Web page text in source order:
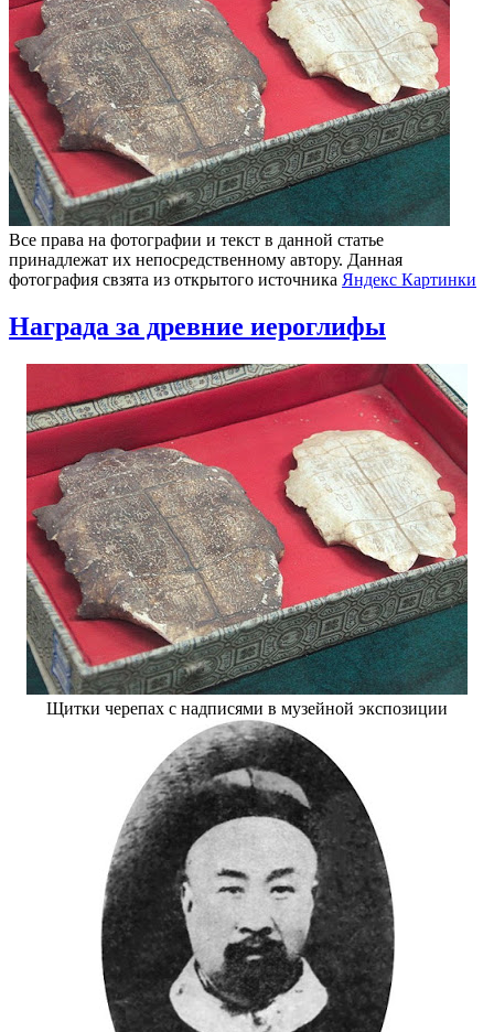
Все права на фотографии и текст в данной статье
принадлежат их непосредственному автору. Данная
фотография свзята из открытого источника Яндекс Картинки
Награда за древние иероглифы
Щитки черепах с надписями в музейной экспозиции